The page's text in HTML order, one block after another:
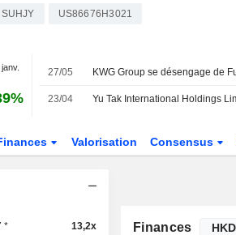
SUHJY US86676H3021
27/05
23/04
Valorisation Consensus
* 13,2x Finances